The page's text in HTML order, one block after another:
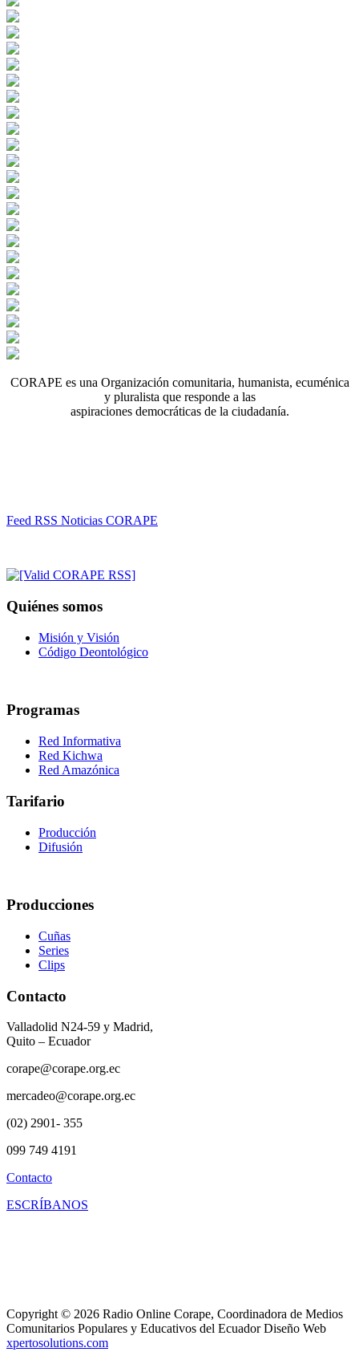
CORAPE es una Organización comunitaria, humanista, ecuménica
y pluralista que responde a las
aspiraciones democráticas de la ciudadanía.
Feed RSS Noticias CORAPE
Quiénes somos
Misión y Visión
Código Deontológico
Programas
Red Informativa
Red Kichwa
Red Amazónica
Tarifario
Producción
Difusión
Producciones
Cuñas
Series
Clips
Contacto
Valladolid N24-59 y Madrid,
Quito – Ecuador
corape@corape.org.ec
mercadeo@corape.org.ec
(02) 2901- 355
099 749 4191
Contacto
ESCRÍBANOS
Copyright © 2026 Radio Online Corape, Coordinadora de Medios
Comunitarios Populares y Educativos del Ecuador Diseño Web
xpertosolutions.com